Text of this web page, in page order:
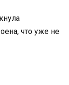
что уже не